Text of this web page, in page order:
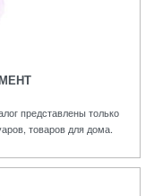
представлены только
товаров для дома.